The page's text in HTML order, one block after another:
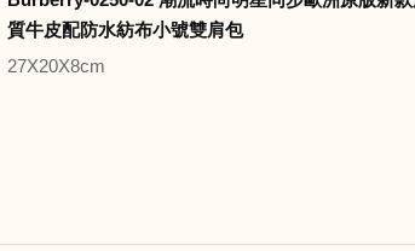
質牛皮配防水紡布小號雙肩包
27X20X8cm